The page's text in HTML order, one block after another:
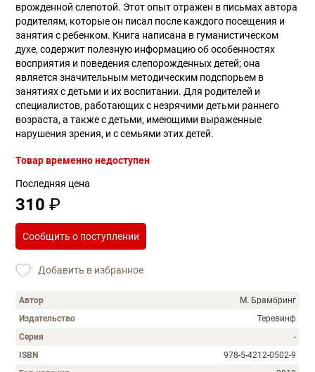
врожденной слепотой. Этот опыт отражен в письмах автора
родителям, которые он писал после каждого посещения и
занятия с ребенком. Книга написана в гуманистическом
духе, содержит полезную информацию об особенностях
восприятия и поведения слепорожденных детей; она
является значительным методическим подспорьем в
занятиях с детьми и их воспитании. Для родителей и
специалистов, работающих с незрячими детьми раннего
возраста, а также с детьми, имеющими выраженные
нарушения зрения, и с семьями этих детей.
Товар временно недоступен
Последняя цена
310 ₽
Сообщить о поступлении
Добавить в избранное
Автор
М. Брамбринг
Издательство
Теревинф
Серия
-
ISBN
978-5-4212-0502-9